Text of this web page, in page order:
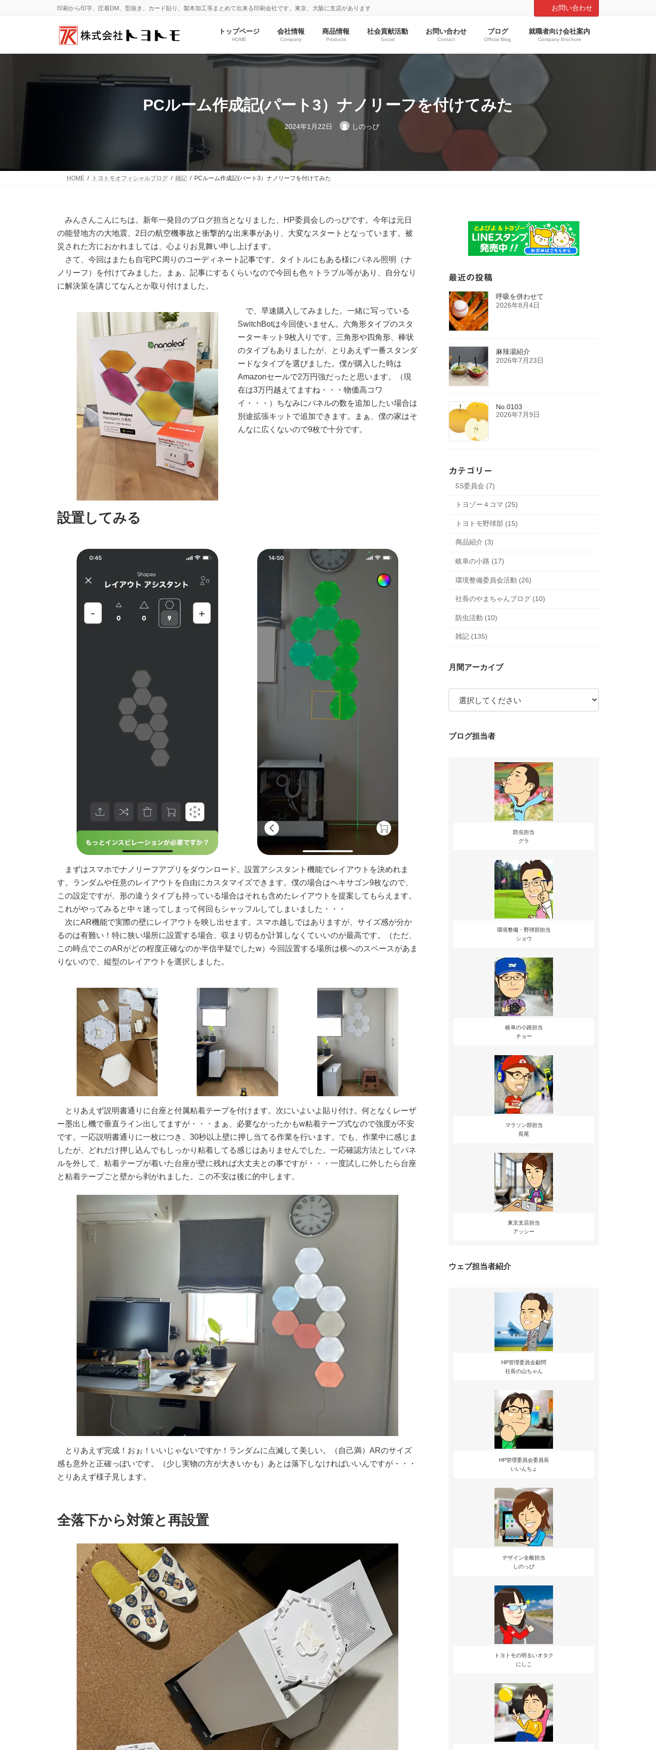
へ
ョ
印刷から印字、圧着DM、型抜き、カード貼り、製本加工等まとめて出来る印刷会社です。東京、大阪に支店があります お問い合わせ
トップページ
HOME
会社情報
Company
商品情報
Products
社会貢献活動
Social
お問い合わせ
Contact
ブログ
Official Blog
就職者向け会社案内
Company Brochure
PCルーム作成記(パート3）ナノリーフを付けてみた
2024年1月22日 しのっぴ
HOME トヨトモオフィシャルブログ 雑記 PCルーム作成記(パート3）ナノリーフを付けてみた
みんさんこんにちは。新年一発目のブログ担当となりました、HP委員会しのっぴです。今年は元日
の能登地方の大地震、2日の航空機事故と衝撃的な出来事があり、大変なスタートとなっています。被
災された方におかれましては、心よりお見舞い申し上げます。
さて、今回はまたも自宅PC周りのコーディネート記事です。タイトルにもある様にパネル照明（ナ
ノリーフ）を付けてみました。まぁ、記事にするくらいなので今回も色々トラブル等があり、自分なり
に解決策を講じてなんとか取り付けました。
で、早速購入してみました。一緒に写っている
SwitchBotは今回使いません。六角形タイプのスタ
ーターキット9枚入りです。三角形や四角形、棒状
のタイプもありましたが、とりあえず一番スタンダ
ードなタイプを選びました。僕が購入した時は
Amazonセールで2万円強だったと思います。（現
在は3万円越えてますね・・・物価高コワ
イ・・・）ちなみにパネルの数を追加したい場合は
別途拡張キットで追加できます。まぁ、僕の家はそ
んなに広くないので9枚で十分です。
設置してみる
まずはスマホでナノリーフアプリをダウンロード。設置アシスタント機能でレイアウトを決めれま
す。ランダムや任意のレイアウトを自由にカスタマイズできます。僕の場合はヘキサゴン9枚なので、
この設定ですが、形の違うタイプも持っている場合はそれも含めたレイアウトを提案してもらえます。
これがやってみると中々迷ってしまって何回もシャッフルしてしまいました・・・
次にAR機能で実際の壁にレイアウトを映し出せます。スマホ越しではありますが、サイズ感が分か
るのは有難い！特に狭い場所に設置する場合、収まり切るか計算しなくていいのが最高です。（ただ、
この時点でこのARがどの程度正確なのか半信半疑でしたw）今回設置する場所は横へのスペースがあま
りないので、縦型のレイアウトを選択しました。
とりあえず説明書通りに台座と付属粘着テープを付けます。次にいよいよ貼り付け。何となくレーザ
ー墨出し機で垂直ライン出してますが・・・まぁ、必要なかったかもw粘着テープ式なので強度が不安
です。一応説明書通りに一枚につき、30秒以上壁に押し当てる作業を行います。でも、作業中に感じま
したが、どれだけ押し込んでもしっかり粘着してる感じはありませんでした。一応確認方法としてパネ
ルを外して、粘着テープが着いた台座が壁に残れば大丈夫との事ですが・・・一度試しに外したら台座
と粘着テープごと壁から剥がれました。この不安は後に的中します。
とりあえず完成！おぉ！いいじゃないですか！ランダムに点滅して美しい。（自己満）ARのサイズ
感も意外と正確っぽいです。（少し実物の方が大きいかも）あとは落下しなければいいんですが・・・
とりあえず様子見します。
全落下から対策と再設置
最近の投稿
呼吸を併わせて
2026年8月4日
麻辣湯紹介
2026年7月23日
No.0103
2026年7月9日
カテゴリー
5S委員会 (7)
トヨゾー４コマ (25)
トヨトモ野球部 (15)
商品紹介 (3)
岐阜の小路 (17)
環境整備委員会活動 (26)
社長のやまちゃんブログ (10)
防虫活動 (10)
雑記 (135)
月間アーカイブ
ブログ担当者
防虫担当
グラ
環境整備・野球部担当
ショウ
岐阜の小路担当
チョー
マラソン部担当
長尾
東京支店担当
アッシー
ウェブ担当者紹介
HP管理委員会顧問
社長の山ちゃん
HP管理委員会委員長
いいんちょ
デザイン全般担当
しのっぴ
トヨトモの明るいオタク
にしこ